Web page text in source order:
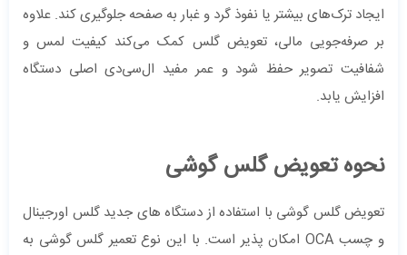
ایجاد ترک‌های بیشتر یا نفوذ گرد و غبار به صفحه جلوگیری کند. علاوه
بر صرفه‌جویی مالی، تعویض گلس کمک می‌کند کیفیت لمس و
شفافیت تصویر حفظ شود و عمر مفید ال‌سی‌دی اصلی دستگاه
افزایش یابد.
نحوه تعویض گلس گوشی
تعویض گلس گوشی با استفاده از دستگاه های جدید گلس اورجینال
و چسب OCA امکان پذیر است. با این نوع تعمیر گلس گوشی به